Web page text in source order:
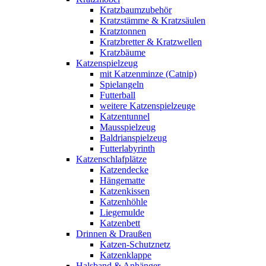
Kratzbaumzubehör
Kratzstämme & Kratzsäulen
Kratztonnen
Kratzbretter & Kratzwellen
Kratzbäume
Katzenspielzeug
mit Katzenminze (Catnip)
Spielangeln
Futterball
weitere Katzenspielzeuge
Katzentunnel
Mausspielzeug
Baldrianspielzeug
Futterlabyrinth
Katzenschlafplätze
Katzendecke
Hängematte
Katzenkissen
Katzenhöhle
Liegemulde
Katzenbett
Drinnen & Draußen
Katzen-Schutznetz
Katzenklappe